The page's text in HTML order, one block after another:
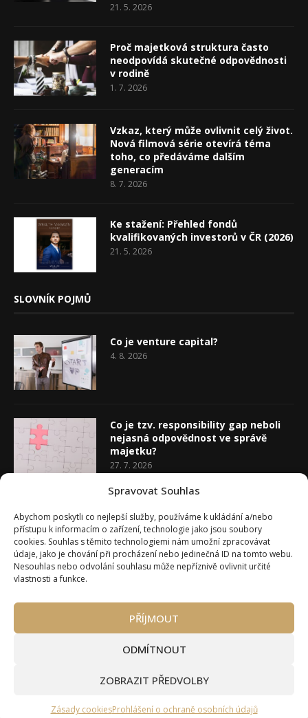
Spravovat Souhlas
Abychom poskytli co nejlepší služby, používáme k ukládání a/nebo
přístupu k informacím o zařízení, technologie jako jsou soubory
cookies. Souhlas s těmito technologiemi nám umožní zpracovávat
údaje, jako je chování při procházení nebo jedinečná ID na tomto webu.
Nesouhlas nebo odvolání souhlasu může nepříznivě ovlivnit určité
vlastnosti a funkce.
PŘÍJMOUT
ODMÍTNOUT
ZOBRAZIT PŘEDVOLBY
Zásady cookiesProhlášení o ochraně osobních údajů
21. 5. 2026
Proč majetková struktura často
neodpovídá skutečné odpovědnosti
v rodině
1. 7. 2026
Vzkaz, který může ovlivnit celý život.
Nová filmová série otevírá téma
toho, co předáváme dalším
generacím
8. 7. 2026
Ke stažení: Přehled fondů
kvalifikovaných investorů v ČR (2026)
21. 5. 2026
SLOVNÍK POJMŮ
Co je venture capital?
4. 8. 2026
Co je tzv. responsibility gap neboli
nejasná odpovědnost ve správě
majetku?
27. 7. 2026
20. 7. 2026
O Wealth Magazínu Můj účet
Kontakty
Máte zájem o spolupráci?
Pravidla používání webu wmag.cz
Ke stažení (partneři a autoři)
© 2020 - 2026 Wealth Magazín - Wealth Magazín s.r.o.